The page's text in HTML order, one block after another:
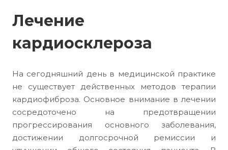
Лечение
кардиосклероза
На сегодняшний день в медицинской практике
не существует действенных методов терапии
кардиофиброза. Основное внимание в лечении
сосредоточено на предотвращении
прогрессирования основного заболевания,
достижении долгосрочной ремиссии и